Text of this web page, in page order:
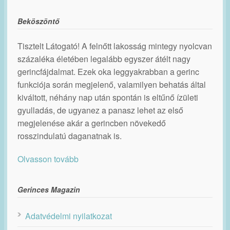
Beköszöntő
Tisztelt Látogató! A felnőtt lakosság mintegy nyolcvan
százaléka életében legalább egyszer átélt nagy
gerincfájdalmat. Ezek oka leggyakrabban a gerinc
funkciója során megjelenő, valamilyen behatás által
kiváltott, néhány nap után spontán is eltűnő ízületi
gyulladás, de ugyanez a panasz lehet az első
megjelenése akár a gerincben növekedő
rosszindulatú daganatnak is.
Olvasson tovább
Gerinces Magazin
Adatvédelmi nyilatkozat